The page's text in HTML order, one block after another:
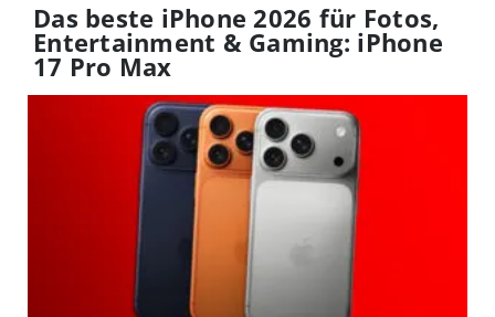
Das beste iPhone 2026 für Fotos,
Entertainment & Gaming: iPhone
17 Pro Max